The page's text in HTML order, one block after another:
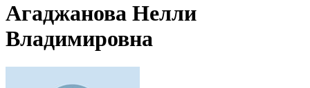
Агаджанова Нелли
Владимировна